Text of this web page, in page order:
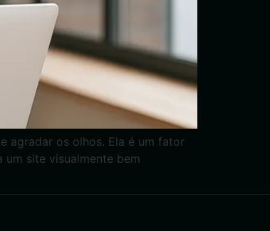
agradar os olhos. Ela é um fator
site visualmente bem